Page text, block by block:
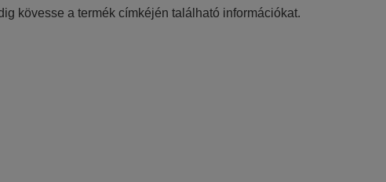
kövesse a termék címkéjén található információkat.